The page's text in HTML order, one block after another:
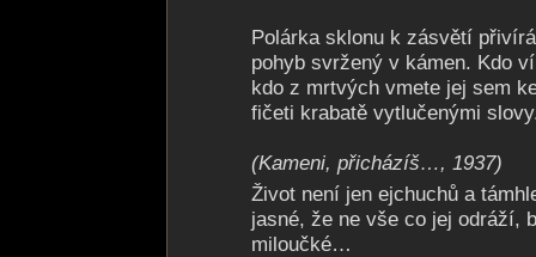
Polárka sklonu k zásvětí
pohyb svržený v kámen. Kdo
kdo z mrtvých vmete jej sem
fičeti krabatě vytlučenými
(Kameni, přicházíš…, 1937)
Život není jen ejchuchů a
jasné, že ne vše co jej odráží,
miloučké…